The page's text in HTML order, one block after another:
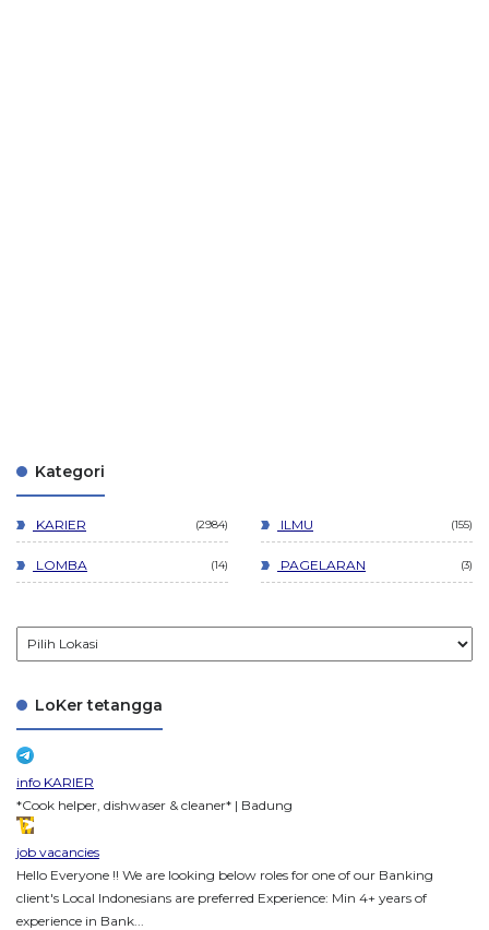
Kategori
KARIER 2984 ILMU 155
LOMBA 14 PAGELARAN 3
LoKer tetangga
info KARIER
*Cook helper, dishwaser & cleaner* | Badung
job vacancies
Hello Everyone !! We are looking below roles for one of our Banking
client's Local Indonesians are preferred Experience: Min 4+ years of
experience in Bank...